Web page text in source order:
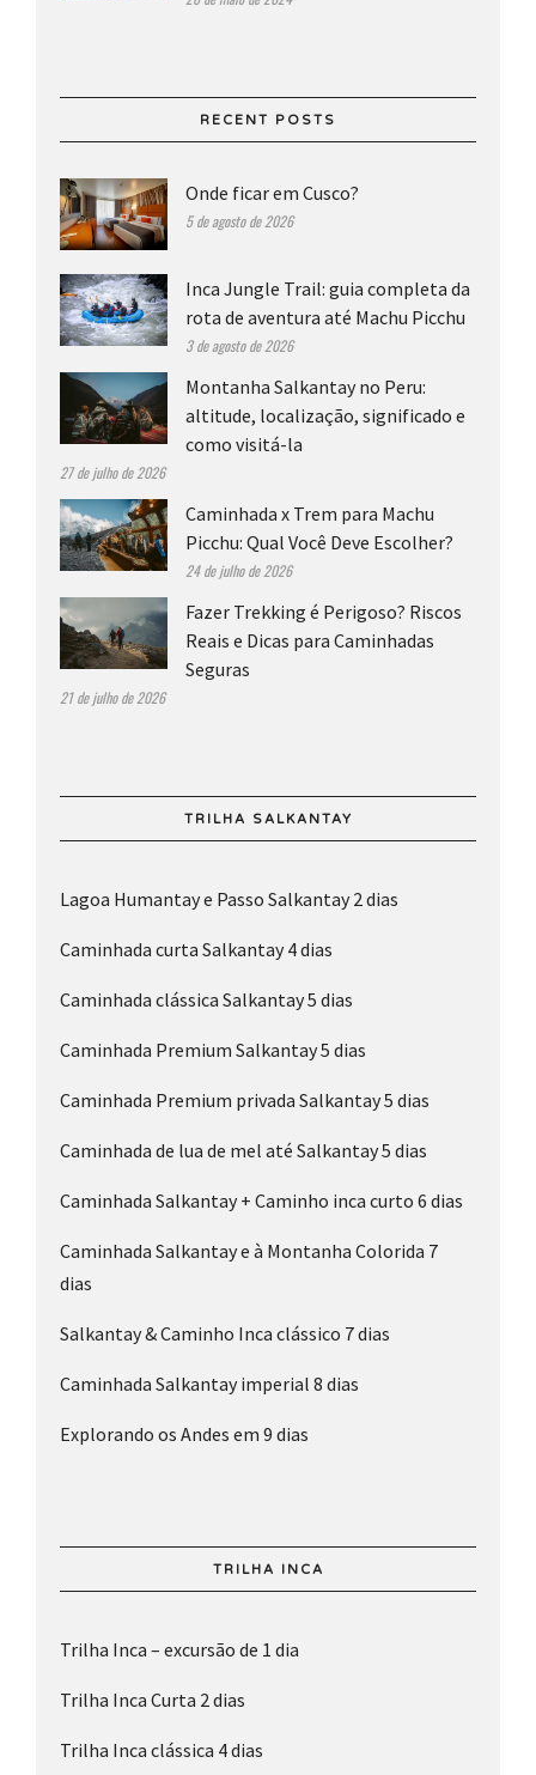
RECENT POSTS
Onde ficar em Cusco?
5 de agosto de 2026
Inca Jungle Trail: guia completa da
rota de aventura até Machu Picchu
3 de agosto de 2026
Montanha Salkantay no Peru:
altitude, localização, significado e
como visitá-la
27 de julho de 2026
Caminhada x Trem para Machu
Picchu: Qual Você Deve Escolher?
24 de julho de 2026
Fazer Trekking é Perigoso? Riscos
Reais e Dicas para Caminhadas
Seguras
21 de julho de 2026
TRILHA SALKANTAY
Lagoa Humantay e Passo Salkantay 2 dias
Caminhada curta Salkantay 4 dias
Caminhada clássica Salkantay 5 dias
Caminhada Premium Salkantay 5 dias
Caminhada Premium privada Salkantay 5 dias
Caminhada de lua de mel até Salkantay 5 dias
Caminhada Salkantay + Caminho inca curto 6 dias
Caminhada Salkantay e à Montanha Colorida 7
dias
Salkantay & Caminho Inca clássico 7 dias
Caminhada Salkantay imperial 8 dias
Explorando os Andes em 9 dias
TRILHA INCA
Trilha Inca – excursão de 1 dia
Trilha Inca Curta 2 dias
Trilha Inca clássica 4 dias